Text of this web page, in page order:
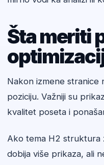
Šta meriti
Nakon izmene stranice
poziciju. Važniji su
kvalitet poseta i
Ako tema H2 struktura
dobija više prikaza, ali